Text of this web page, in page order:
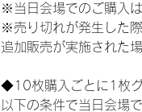
※当日会場でのご購入
※売り切れが発生した
追加販売が実施された
◆10枚購入ごとに1枚
以下の条件で当日会場